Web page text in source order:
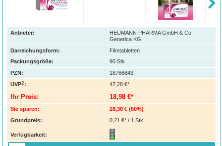
Anbieter:
HEUMANN PHARMA GmbH & Co.
Generica KG
Darreichungsform:
Filmtabletten
Packungsgröße:
90 Stk
PZN:
18766843
UVP2: 47,28 €*
Ihr Preis: 18,98 €*
Sie sparen: 28,30 € (60%)
Grundpreis:
0,21 €* / 1 Stk
Verfügbarkeit: